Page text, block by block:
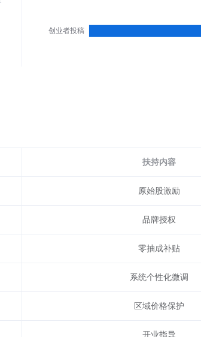
扶持内容
原始股激励
品牌授权
零抽成补贴
系统个性化微调
区域价格保护
开业指导